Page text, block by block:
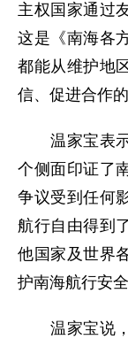
主权国家通过
这是《南海各
都能从维护地
信、促进合作的
温家宝表示
个侧面印证了
争议受到任何
航行自由得到
他国家及世界
护南海航行安
温家宝说，